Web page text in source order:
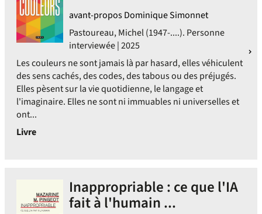
avant-propos Dominique Simonnet
Pastoureau, Michel (1947-....). Personne
interviewée | 2025
Les couleurs ne sont jamais là par hasard, elles véhiculent
des sens cachés, des codes, des tabous ou des préjugés.
Elles pèsent sur la vie quotidienne, le langage et
l'imaginaire. Elles ne sont ni immuables ni universelles et
ont...
Livre
Inappropriable : ce que l'IA
fait à l'humain ...